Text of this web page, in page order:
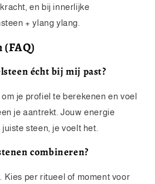
en bij innerlijke
+ ylang ylang.
(FAQ)
écht bij mij past?
je profiel te berekenen en voel
je aantrekt. Jouw energie
steen, je voelt het.
combineren?
Kies per ritueel of moment voor